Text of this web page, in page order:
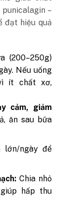
–
đạt hiệu quả
(200–250g)
Nếu uống
ít chất xơ,
cảm, giảm
ăn sau bữa
lớn/ngày để
Chia nhỏ
hấp thu